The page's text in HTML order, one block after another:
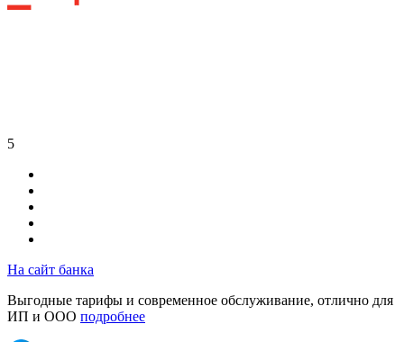
5
На сайт банка
Выгодные тарифы и современное обслуживание, отлично для
ИП и ООО подробнее